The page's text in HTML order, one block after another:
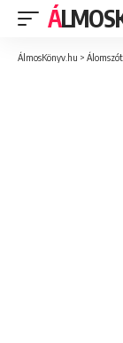
ÁlmosKönyv.hu >